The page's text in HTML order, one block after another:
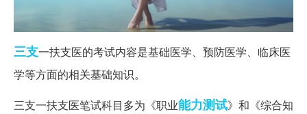
三支一扶支医的考试内容是基础医学、预防医学、临床医
学等方面的相关基础知识。
三支一扶支医笔试科目多为《职业能力测试》和《综合知